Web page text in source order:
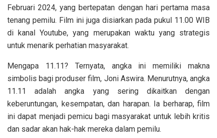
Februari 2024, yang bertepatan dengan hari pertama masa
tenang pemilu. Film ini juga disiarkan pada pukul 11.00 WIB
di kanal Youtube, yang merupakan waktu yang strategis
untuk menarik perhatian masyarakat.
Mengapa 11.11? Ternyata, angka ini memiliki makna
simbolis bagi produser film, Joni Aswira. Menurutnya, angka
11.11 adalah angka yang sering dikaitkan dengan
keberuntungan, kesempatan, dan harapan. Ia berharap, film
ini dapat menjadi pemicu bagi masyarakat untuk lebih kritis
dan sadar akan hak-hak mereka dalam pemilu.